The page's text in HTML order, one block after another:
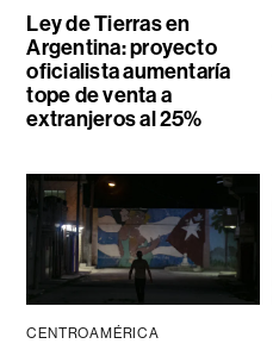
Ley de Tierras en
Argentina: proyecto
oficialista aumentaría
tope de venta a
extranjeros al 25%
CENTROAMÉRICA